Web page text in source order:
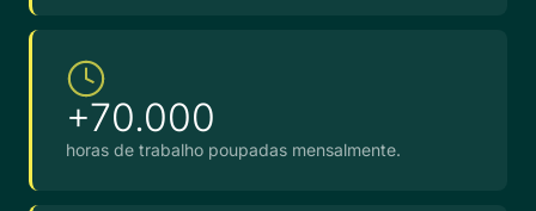
+70.000
horas de trabalho poupadas mensalmente.